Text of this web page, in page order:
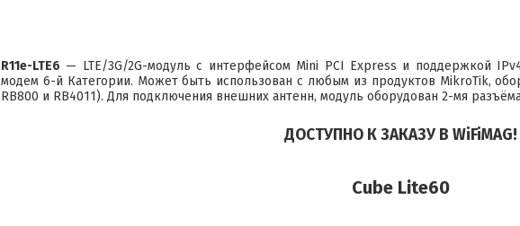
R11e-LTE6 — LTE/3G/2G-модуль с интерфейсом Mini PCI Express и поддержкой
модем 6-й Категории. Может быть использован с любым из продуктов MikroTik,
RB800 и RB4011). Для подключения внешних антенн, модуль оборудован 2-мя
ДОСТУПНО К ЗАКАЗУ В WiFiMAG!
Cube Lite60